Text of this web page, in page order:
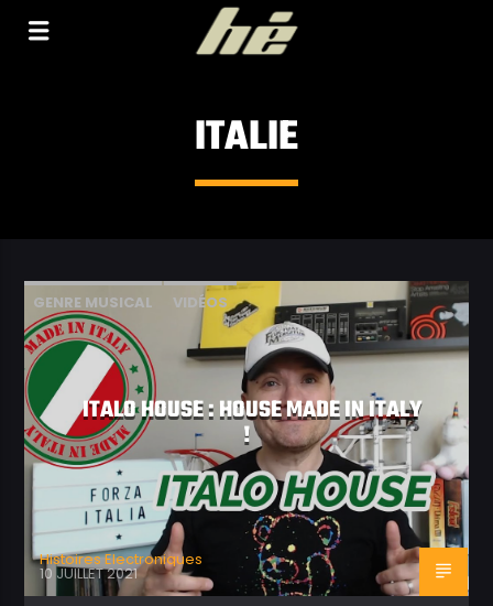
ITALIE
GENRE MUSICAL VIDÉOS
ITALO HOUSE : HOUSE MADE IN ITALY
!
Histoires Electroniques
10 JUILLET 2021